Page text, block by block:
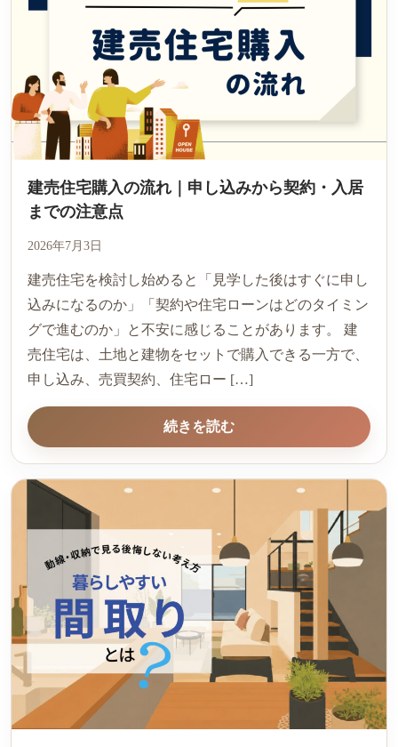
建売住宅購入の流れ｜申し込みから契約・入居
までの注意点
2026年7月3日
建売住宅を検討し始めると「見学した後はすぐに申し
込みになるのか」「契約や住宅ローンはどのタイミン
グで進むのか」と不安に感じることがあります。 建
売住宅は、土地と建物をセットで購入できる一方で、
申し込み、売買契約、住宅ロー […]
続きを読む